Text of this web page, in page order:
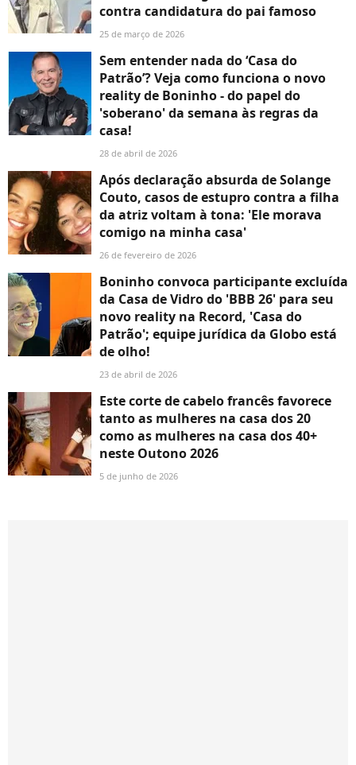
contra candidatura do pai famoso
25 de março de 2026
Sem entender nada do ‘Casa do
Patrão’? Veja como funciona o novo
reality de Boninho - do papel do
'soberano' da semana às regras da
casa!
28 de abril de 2026
Após declaração absurda de Solange
Couto, casos de estupro contra a filha
da atriz voltam à tona: 'Ele morava
comigo na minha casa'
26 de fevereiro de 2026
Boninho convoca participante excluída
da Casa de Vidro do 'BBB 26' para seu
novo reality na Record, 'Casa do
Patrão'; equipe jurídica da Globo está
de olho!
23 de abril de 2026
Este corte de cabelo francês favorece
tanto as mulheres na casa dos 20
como as mulheres na casa dos 40+
neste Outono 2026
5 de junho de 2026